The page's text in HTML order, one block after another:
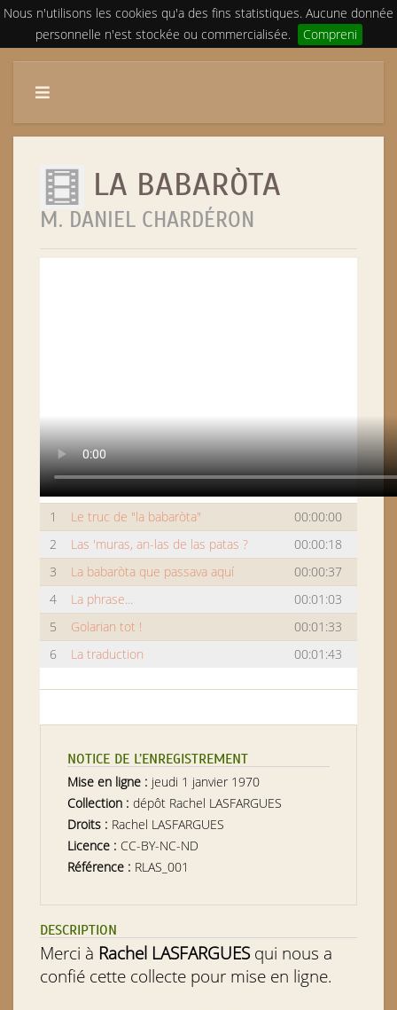
Nous n'utilisons les cookies qu'a des fins statistiques. Aucune donnée
personnelle n'est stockée ou commercialisée.
Compreni
LA BABARÒTA
M. DANIEL CHARDÉRON
1 Le truc de "la babaròta"
00:00:00
2
Las 'muras, an-las de las patas ?
00:00:18
3
La babaròta que passava aquí
00:00:37
4
La phrase...
00:01:03
5
Golarian tot !
00:01:33
6
La traduction 00:01:43
NOTICE DE L’ENREGISTREMENT
Mise en ligne : jeudi 1 janvier 1970
Collection : dépôt Rachel LASFARGUES
Droits : Rachel LASFARGUES
Licence : CC-BY-NC-ND
Référence : RLAS_001
DESCRIPTION
Merci à Rachel LASFARGUESqui nous a
confié cette collecte pour mise en ligne.